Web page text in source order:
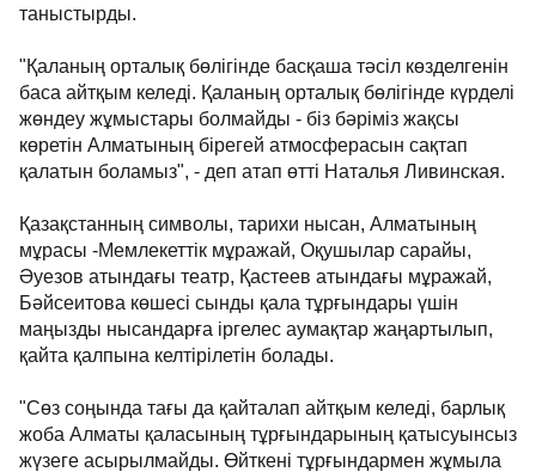
таныстырды.
"Қаланың орталық бөлігінде басқаша тәсіл көзделгенін
баса айтқым келеді. Қаланың орталық бөлігінде күрделі
жөндеу жұмыстары болмайды - біз бәріміз жақсы
көретін Алматының бірегей атмосферасын сақтап
қалатын боламыз", - деп атап өтті Наталья Ливинская.
Қазақстанның символы, тарихи нысан, Алматының
мұрасы -Мемлекеттік мұражай, Оқушылар сарайы,
Әуезов атындағы театр, Қастеев атындағы мұражай,
Бәйсеитова көшесі сынды қала тұрғындары үшін
маңызды нысандарға іргелес аумақтар жаңартылып,
қайта қалпына келтірілетін болады.
"Сөз соңында тағы да қайталап айтқым келеді, барлық
жоба Алматы қаласының тұрғындарының қатысуынсыз
жүзеге асырылмайды. Өйткені тұрғындармен жұмыла